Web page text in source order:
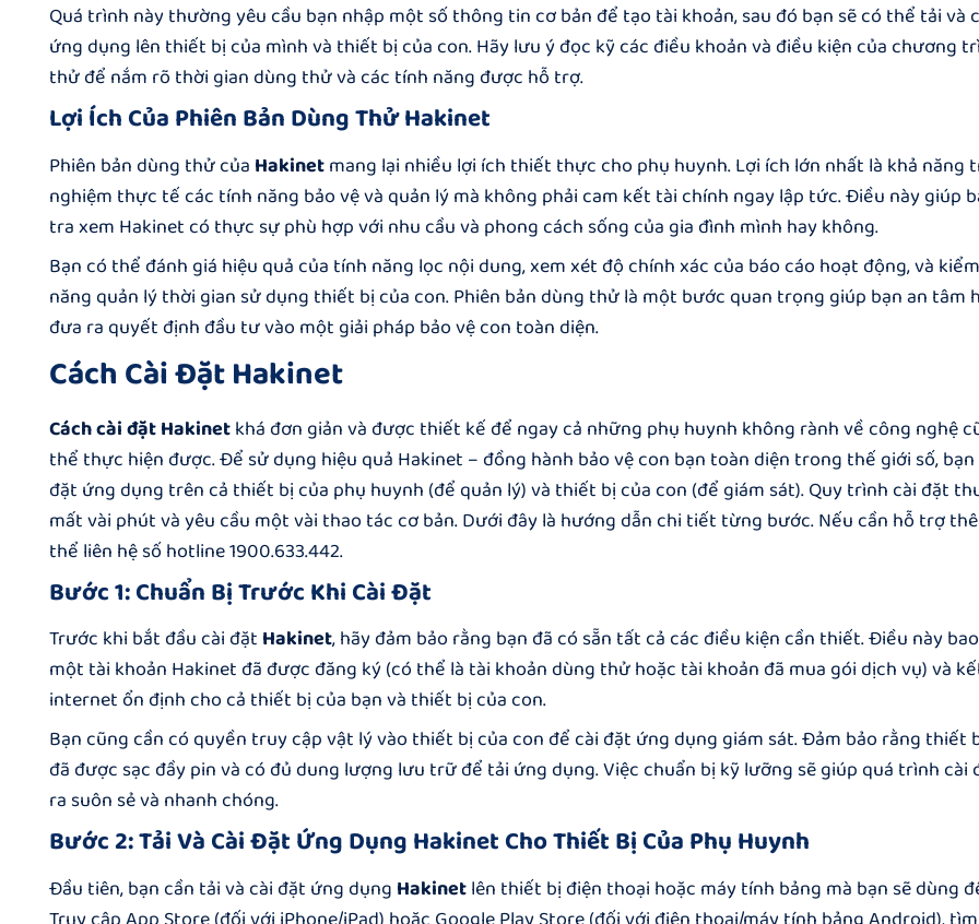
Quá trình này thường yêu cầu bạn nhập một số thông tin cơ bản để tạo tài khoản, sau đó bạn sẽ có thể tải và
ứng dụng lên thiết bị của mình và thiết bị của con. Hãy lưu ý đọc kỹ các điều khoản và điều kiện của chương
thử để nắm rõ thời gian dùng thử và các tính năng được hỗ trợ.
Lợi Ích Của Phiên Bản Dùng Thử Hakinet
Phiên bản dùng thử của Hakinetmang lại nhiều lợi ích thiết thực cho phụ huynh. Lợi ích lớn nhất là khả năng
nghiệm thực tế các tính năng bảo vệ và quản lý mà không phải cam kết tài chính ngay lập tức. Điều này giúp
tra xem Hakinet có thực sự phù hợp với nhu cầu và phong cách sống của gia đình mình hay không.
Bạn có thể đánh giá hiệu quả của tính năng lọc nội dung, xem xét độ chính xác của báo cáo hoạt động, và
năng quản lý thời gian sử dụng thiết bị của con. Phiên bản dùng thử là một bước quan trọng giúp bạn an tâm
đưa ra quyết định đầu tư vào một giải pháp bảo vệ con toàn diện.
Cách Cài Đặt Hakinet
Cách cài đặt Hakinetkhá đơn giản và được thiết kế để ngay cả những phụ huynh không rành về công nghệ
thể thực hiện được. Để sử dụng hiệu quả Hakinet – đồng hành bảo vệ con bạn toàn diện trong thế giới số,
đặt ứng dụng trên cả thiết bị của phụ huynh (để quản lý) và thiết bị của con (để giám sát). Quy trình cài đặt
mất vài phút và yêu cầu một vài thao tác cơ bản. Dưới đây là hướng dẫn chi tiết từng bước. Nếu cần hỗ trợ
thể liên hệ số hotline 1900.633.442.
Bước 1: Chuẩn Bị Trước Khi Cài Đặt
Trước khi bắt đầu cài đặt Hakinet, hãy đảm bảo rằng bạn đã có sẵn tất cả các điều kiện cần thiết. Điều này
một tài khoản Hakinet đã được đăng ký (có thể là tài khoản dùng thử hoặc tài khoản đã mua gói dịch vụ) và
internet ổn định cho cả thiết bị của bạn và thiết bị của con.
Bạn cũng cần có quyền truy cập vật lý vào thiết bị của con để cài đặt ứng dụng giám sát. Đảm bảo rằng thiết
đã được sạc đầy pin và có đủ dung lượng lưu trữ để tải ứng dụng. Việc chuẩn bị kỹ lưỡng sẽ giúp quá trình cài
ra suôn sẻ và nhanh chóng.
Bước 2: Tải Và Cài Đặt Ứng Dụng Hakinet Cho Thiết Bị Của Phụ Huynh
Đầu tiên, bạn cần tải và cài đặt ứng dụng Hakinetlên thiết bị điện thoại hoặc máy tính bảng mà bạn sẽ dùng